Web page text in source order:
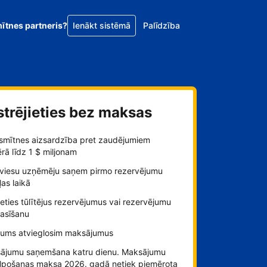
partneris? Ienākt sistēmā Palīdzība
bez maksas
aizsardzība pret zaudējumiem
līdz 1 $ miljonam
uzņēmēju saņem pirmo rezervējumu
laikā
tūlītējus rezervējumus vai rezervējumu
atvieglosim maksājumus
saņemšana katru dienu. Maksājumu
maksa 2026. gadā netiek piemērota